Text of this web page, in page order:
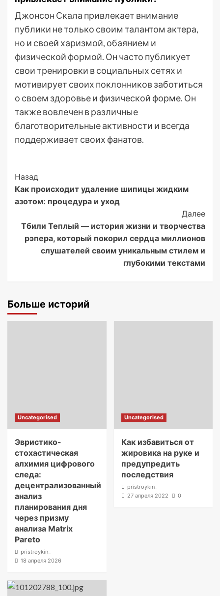
Джонсон Скала привлекает внимание
публики не только своим талантом актера,
но и своей харизмой, обаянием и
физической формой. Он часто публикует
свои тренировки в социальных сетях и
мотивирует своих поклонников заботиться
о своем здоровье и физической форме. Он
также вовлечен в различные
благотворительные активности и всегда
поддерживает своих фанатов.
Post
Navigation
Назад
Как происходит удаление шипицы жидким
азотом: процедура и уход
Далее
Тбили Теплый — история жизни и творчества
рэпера, который покорил сердца миллионов
слушателей своим уникальным стилем и
глубокими текстами
Больше историй
Uncategorised
Эвристико-
стохастическая
алхимия цифрового
следа:
децентрализованный
анализ
планирования дня
через призму
анализа Matrix
Pareto
pristroykin_
18 апреля 2026
Uncategorised
Как избавиться от
жировика на руке и
предупредить
последствия
pristroykin_
27 апреля 2022
0